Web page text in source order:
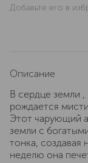
Добавьте его в
Описание
В сердце земли
рождается
Этот чарующий
земли с
тонка,
неделю она